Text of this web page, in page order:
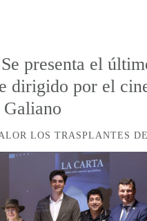
Se presenta el
dirigido por el
LOS TRASPLANTES